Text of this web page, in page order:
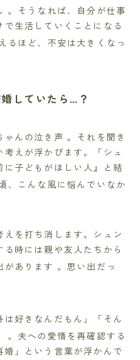
。そうなれば、自分が仕事
生活していくことになる
るほど、不安は大きくなっ
していたら…？
ゃんの泣き声 。それを聞き
えが浮かびます。「シュ
子どもがほしい人』と結
、こんな風に悩んでいなか
を打ち消します。シュン
時には親や友人たちから
があります 。思い出だっ
は好きなんだもん」「そん
。夫への愛情を再確認する
婚」という言葉が浮かんで